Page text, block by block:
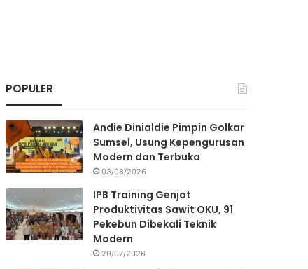
POPULER
Andie Dinialdie Pimpin Golkar
Sumsel, Usung Kepengurusan
Modern dan Terbuka
03/08/2026
IPB Training Genjot
Produktivitas Sawit OKU, 91
Pekebun Dibekali Teknik
Modern
29/07/2026